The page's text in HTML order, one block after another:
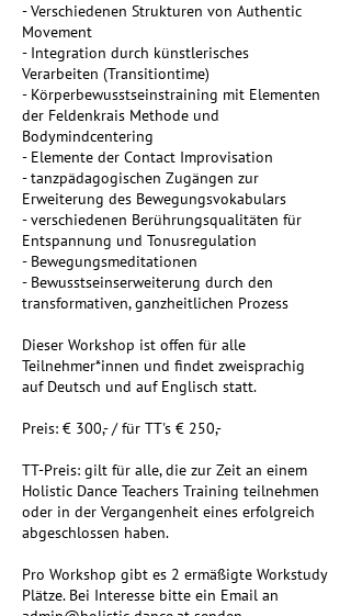
- Verschiedenen Strukturen von Authentic
Movement
- Integration durch künstlerisches
Verarbeiten (Transitiontime)
- Körperbewusstseinstraining mit Elementen
der Feldenkrais Methode und
Bodymindcentering
- Elemente der Contact Improvisation
- tanzpädagogischen Zugängen zur
Erweiterung des Bewegungsvokabulars
- verschiedenen Berührungsqualitäten für
Entspannung und Tonusregulation
- Bewegungsmeditationen
- Bewusstseinserweiterung durch den
transformativen, ganzheitlichen Prozess
Dieser Workshop ist offen für alle
Teilnehmer*innen und findet zweisprachig
auf Deutsch und auf Englisch statt.
Preis: € 300,- / für TT's € 250,-
TT-Preis: gilt für alle, die zur Zeit an einem
Holistic Dance Teachers Training teilnehmen
oder in der Vergangenheit eines erfolgreich
abgeschlossen haben.
Pro Workshop gibt es 2 ermäßigte Workstudy
Plätze. Bei Interesse bitte ein Email an